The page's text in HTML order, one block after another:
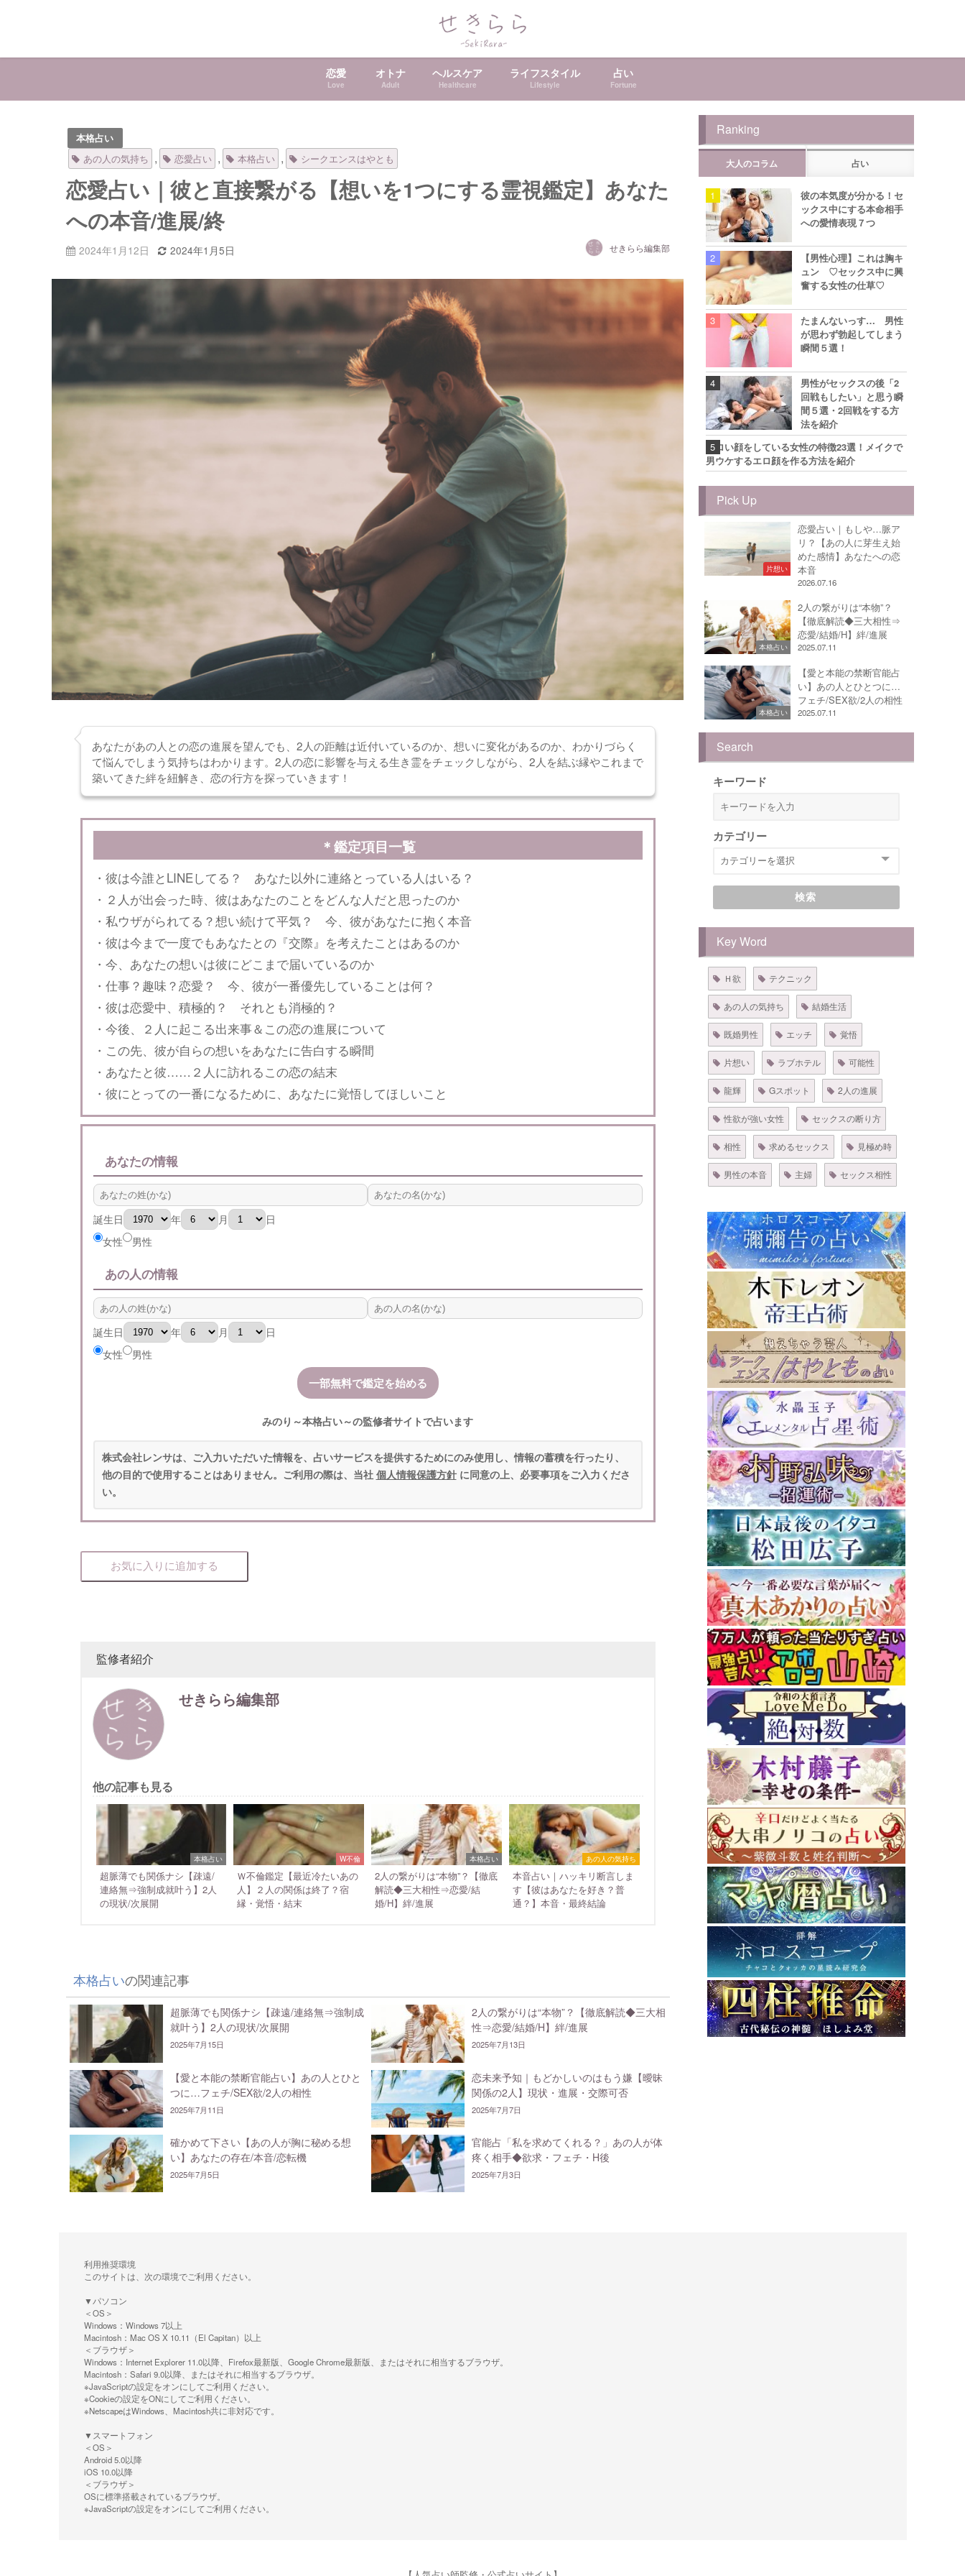
恋愛
Love
オトナ
Adult
ヘルスケア
Healthcare
ライフスタイル
Lifestyle
占い
Fortune
本格占い
あの人の気持ち , 恋愛占い , 本格占い , シークエンスはやとも
恋愛占い｜彼と直接繋がる【想いを1つにする霊視鑑定】あなた
への本音/進展/終
2024年1月12日 2024年1月5日 せきらら編集部
あなたがあの人との恋の進展を望んでも、2人の距離は近付いているのか、想いに変化があるのか、わかりづらく
て悩んでしまう気持ちはわかります。2人の恋に影響を与える生き霊をチェックしながら、2人を結ぶ縁やこれまで
築いてきた絆を紐解き、恋の行方を探っていきます！
＊鑑定項目一覧
・彼は今誰とLINEしてる？ あなた以外に連絡とっている人はいる？
・２人が出会った時、彼はあなたのことをどんな人だと思ったのか
・私ウザがられてる？想い続けて平気？ 今、彼があなたに抱く本音
・彼は今まで一度でもあなたとの『交際』を考えたことはあるのか
・今、あなたの想いは彼にどこまで届いているのか
・仕事？趣味？恋愛？ 今、彼が一番優先していることは何？
・彼は恋愛中、積極的？ それとも消極的？
・今後、２人に起こる出来事＆この恋の進展について
・この先、彼が自らの想いをあなたに告白する瞬間
・あなたと彼……２人に訪れるこの恋の結末
・彼にとっての一番になるために、あなたに覚悟してほしいこと
あなたの情報
誕生日 年 月
日
女性
男性
あの人の情報
誕生日 年 月
日
女性
男性
みのり～本格占い～の監修者サイトで占います
株式会社レンサは、ご入力いただいた情報を、占いサービスを提供するためにのみ使用し、情報の蓄積を行ったり、
他の目的で使用することはありません。ご利用の際は、当社 個人情報保護方針に同意の上、必要事項をご入力くださ
い。
お気に入りに追加する
監修者紹介
せきらら編集部
他の記事も見る
本格占い
超脈薄でも関係ナシ【疎遠/
連絡無⇒強制成就叶う】2人
の現状/次展開
W不倫
Ｗ不倫鑑定【最近冷たいあの
人】２人の関係は終了？宿
縁・覚悟・結末
本格占い
2人の繋がりは“本物”？【徹底
解読◆三大相性⇒恋愛/結
婚/H】絆/進展
あの人の気持ち
本音占い｜ハッキリ断言しま
す【彼はあなたを好き？普
通？】本音・最終結論
本格占いの関連記事
超脈薄でも関係ナシ【疎遠/連絡無⇒強制成
就叶う】2人の現状/次展開
2025年7月15日
2人の繋がりは“本物”？【徹底解読◆三大相
性⇒恋愛/結婚/H】絆/進展
2025年7月13日
【愛と本能の禁断官能占い】あの人とひと
つに…フェチ/SEX欲/2人の相性
2025年7月11日
恋未来予知｜もどかしいのはもう嫌【曖昧
関係の2人】現状・進展・交際可否
2025年7月7日
確かめて下さい【あの人が胸に秘める想
い】あなたの存在/本音/恋転機
2025年7月5日
官能占「私を求めてくれる？」あの人が体
疼く相手◆欲求・フェチ・H後
2025年7月3日
Ranking
大人のコラム 占い
彼の本気度が分かる！セ
ックス中にする本命相手
への愛情表現７つ
【男性心理】これは胸キ
ュン ♡セックス中に興
奮する女性の仕草♡
たまんないっす… 男性
が思わず勃起してしまう
瞬間５選！
男性がセックスの後「2
回戦もしたい」と思う瞬
間５選・2回戦をする方
法を紹介
エロい顔をしている女性の特徴23選！メイクで
男ウケするエロ顔を作る方法を紹介
Pick Up
片想い
恋愛占い｜もしや…脈ア
リ？【あの人に芽生え始
めた感情】あなたへの恋
本音
2026.07.16
本格占い
2人の繋がりは“本物”？
【徹底解読◆三大相性⇒
恋愛/結婚/H】絆/進展
2025.07.11
本格占い
【愛と本能の禁断官能占
い】あの人とひとつに…
フェチ/SEX欲/2人の相性
2025.07.11
Search
キーワード
カテゴリー
検索
Key Word
Ｈ欲 テクニック
あの人の気持ち 結婚生活
既婚男性 エッチ 覚悟
片想い ラブホテル 可能性
龍輝 Gスポット 2人の進展
性欲が強い女性 セックスの断り方
相性 求めるセックス 見極め時
男性の本音 主婦 セックス相性
利用推奨環境
このサイトは、次の環境でご利用ください。
▼パソコン
＜OS＞
Windows：Windows 7以上
Macintosh：Mac OS X 10.11（El Capitan）以上
＜ブラウザ＞
Windows：Internet Explorer 11.0以降、Firefox最新版、Google Chrome最新版、またはそれに相当するブラウザ。
Macintosh：Safari 9.0以降、またはそれに相当するブラウザ。
※JavaScriptの設定をオンにしてご利用ください。
※Cookieの設定をONにしてご利用ください。
※NetscapeはWindows、Macintosh共に非対応です。
▼スマートフォン
＜OS＞
Android 5.0以降
iOS 10.0以降
＜ブラウザ＞
OSに標準搭載されているブラウザ。
※JavaScriptの設定をオンにしてご利用ください。